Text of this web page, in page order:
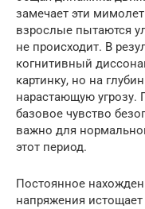
замечает эти
взрослые пытаются
не происходит. В
когнитивный
картинку, но на
нарастающую угрозу.
базовое чувство
важно для
этот период.
Постоянное
напряжения